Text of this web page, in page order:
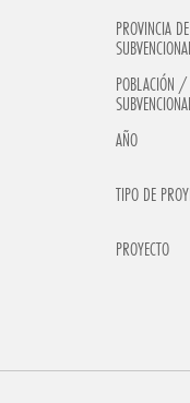
PROVINCIA
POBLACIÓN /
AÑO
TIPO DE
PROYECTO